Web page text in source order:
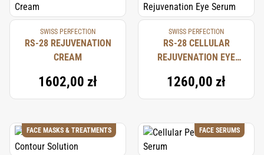
SWISS PERFECTION
RS-28 REJUVENATION
CREAM
1602,00 zł
SWISS PERFECTION
RS-28 CELLULAR
REJUVENATION EYE
1260,00 zł
FACE MASKS & TREATMENTS FACE SERUMS